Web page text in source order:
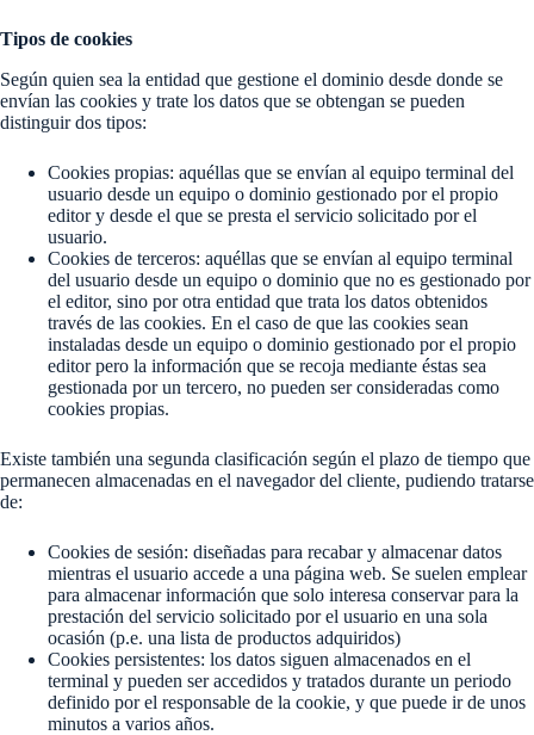
Tipos de cookies
Según quien sea la entidad que gestione el dominio desde donde se
envían las cookies y trate los datos que se obtengan se pueden
distinguir dos tipos:
Cookies propias: aquéllas que se envían al equipo terminal del
usuario desde un equipo o dominio gestionado por el propio
editor y desde el que se presta el servicio solicitado por el
usuario.
Cookies de terceros: aquéllas que se envían al equipo terminal
del usuario desde un equipo o dominio que no es gestionado por
el editor, sino por otra entidad que trata los datos obtenidos
través de las cookies. En el caso de que las cookies sean
instaladas desde un equipo o dominio gestionado por el propio
editor pero la información que se recoja mediante éstas sea
gestionada por un tercero, no pueden ser consideradas como
cookies propias.
Existe también una segunda clasificación según el plazo de tiempo que
permanecen almacenadas en el navegador del cliente, pudiendo tratarse
de:
Cookies de sesión: diseñadas para recabar y almacenar datos
mientras el usuario accede a una página web. Se suelen emplear
para almacenar información que solo interesa conservar para la
prestación del servicio solicitado por el usuario en una sola
ocasión (p.e. una lista de productos adquiridos)
Cookies persistentes: los datos siguen almacenados en el
terminal y pueden ser accedidos y tratados durante un periodo
definido por el responsable de la cookie, y que puede ir de unos
minutos a varios años.